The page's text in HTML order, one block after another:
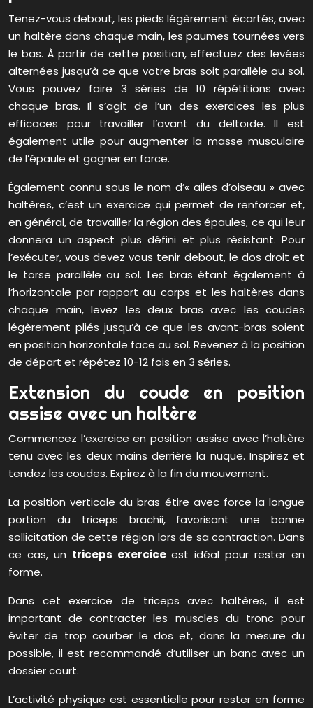
Tenez-vous debout, les pieds légèrement écartés, avec
un haltère dans chaque main, les paumes tournées vers
le bas. À partir de cette position, effectuez des levées
alternées jusqu’à ce que votre bras soit parallèle au sol.
Vous pouvez faire 3 séries de 10 répétitions avec
chaque bras. Il s’agit de l’un des exercices les plus
efficaces pour travailler l’avant du deltoïde. Il est
également utile pour augmenter la masse musculaire
de l’épaule et gagner en force.
Également connu sous le nom d’« ailes d’oiseau » avec
haltères, c’est un exercice qui permet de renforcer et,
en général, de travailler la région des épaules, ce qui leur
donnera un aspect plus défini et plus résistant. Pour
l’exécuter, vous devez vous tenir debout, le dos droit et
le torse parallèle au sol. Les bras étant également à
l’horizontale par rapport au corps et les haltères dans
chaque main, levez les deux bras avec les coudes
légèrement pliés jusqu’à ce que les avant-bras soient
en position horizontale face au sol. Revenez à la position
de départ et répétez 10-12 fois en 3 séries.
Extension du coude en position
assise avec un haltère
Commencez l’exercice en position assise avec l’haltère
tenu avec les deux mains derrière la nuque. Inspirez et
tendez les coudes. Expirez à la fin du mouvement.
La position verticale du bras étire avec force la longue
portion du triceps brachii, favorisant une bonne
sollicitation de cette région lors de sa contraction. Dans
ce cas, un triceps exerciceest idéal pour rester en
forme.
Dans cet exercice de triceps avec haltères, il est
important de contracter les muscles du tronc pour
éviter de trop courber le dos et, dans la mesure du
possible, il est recommandé d’utiliser un banc avec un
dossier court.
L’activité physique est essentielle pour rester en forme